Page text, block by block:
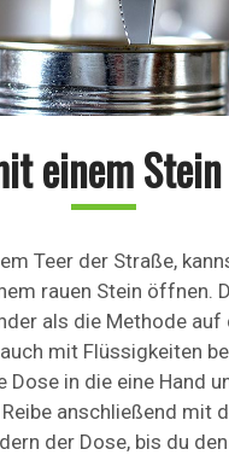
einem
Teer der Straße,
rauen Stein öffnen.
als die Methode auf
mit Flüssigkeiten
Dose in die eine Hand
anschließend mit
der Dose, bis du